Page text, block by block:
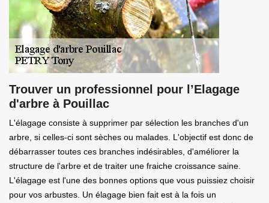
Trouver un professionnel pour l’Elagage
d'arbre à Pouillac
L'élagage consiste à supprimer par sélection les branches d'un
arbre, si celles-ci sont sèches ou malades. L'objectif est donc de
débarrasser toutes ces branches indésirables, d'améliorer la
structure de l'arbre et de traiter une fraiche croissance saine.
L'élagage est l'une des bonnes options que vous puissiez choisir
pour vos arbustes. Un élagage bien fait est à la fois un